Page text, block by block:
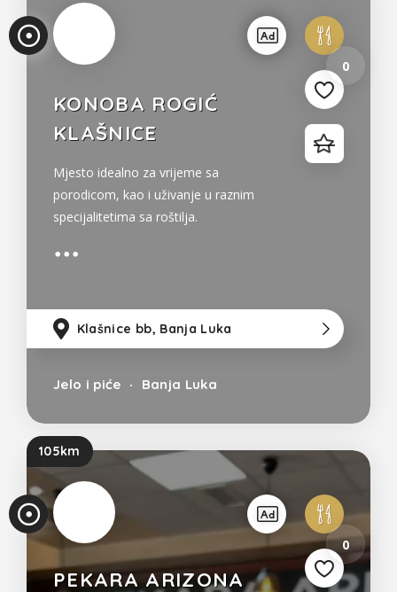
un
os
0
KONOBA ROGIĆ
KLAŠNICE
Mjesto idealno za vrijeme sa
porodicom, kao i uživanje u raznim
specijalitetima sa roštilja.
Klašnice bb, Banja Luka
Jelo i piće Banja Luka
105km
0
PEKARA ARIZONA